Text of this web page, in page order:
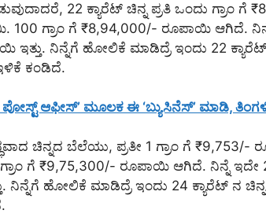
22 ಕ್ಯಾರೆಟ್ ಚಿನ್ನ ಪ್ರತಿ ಒಂದು ಗ್ರಾಂ
100 ಗ್ರಾಂ ಗೆ ₹8,94,000/- ರೂಪಾಯಿ ಆಗಿದೆ.
ಇತ್ತು. ನಿನ್ನೆಗೆ ಹೋಲಿಕೆ ಮಾಡಿದ್ರೆ ಇಂದು 22
ಕಂಡಿದೆ.
ಆಫೀಸ್’ ಮೂಲಕ ಈ ‘ಬ್ಯುಸಿನೆಸ್’ ಮಾಡಿ,
ಚಿನ್ನದ ಬೆಲೆಯು, ಪ್ರತೀ 1 ಗ್ರಾಂ ಗೆ ₹9,753/-
ಗೆ ₹9,75,300/- ರೂಪಾಯಿ ಆಗಿದೆ. ನಿನ್ನೆ ಇದೇ
ನಿನ್ನೆಗೆ ಹೋಲಿಕೆ ಮಾಡಿದ್ರೆ ಇಂದು 24 ಕ್ಯಾರೆಟ್ ನ